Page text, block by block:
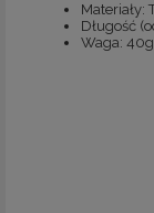
Materiały:
Długość
Waga: 40g